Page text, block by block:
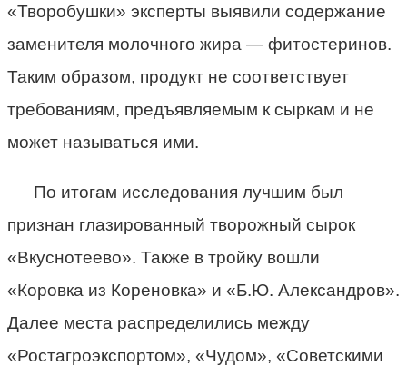
«Творобушки» эксперты выявили содержание
заменителя молочного жира — фитостеринов.
Таким образом, продукт не соответствует
требованиям, предъявляемым к сыркам и не
может называться ими.
По итогам исследования лучшим был
признан глазированный творожный сырок
«Вкуснотеево». Также в тройку вошли
«Коровка из Кореновка» и «Б.Ю. Александров».
Далее места распределились между
«Ростагроэкспортом», «Чудом», «Советскими